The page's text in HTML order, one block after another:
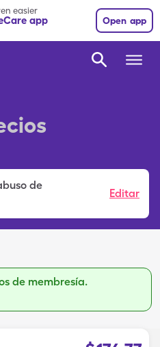
easier
app Open app
de
Editar
de membresía.